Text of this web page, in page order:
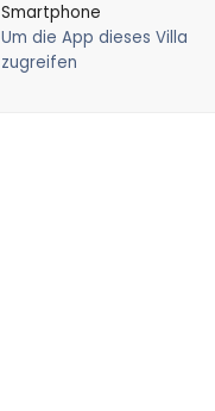
Smartphone
Um die App dieses Villa
zugreifen